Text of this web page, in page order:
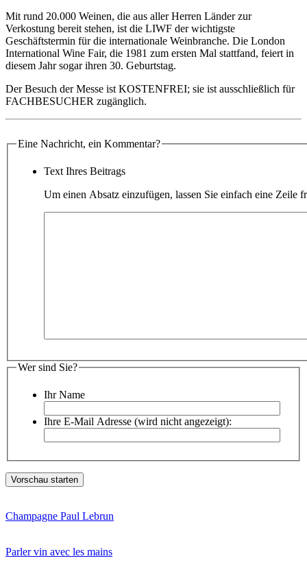
Mit rund 20.000 Weinen, die aus aller Herren Länder zur
Verkostung bereit stehen, ist die LIWF der wichtigste
Geschäftstermin für die internationale Weinbranche. Die London
International Wine Fair, die 1981 zum ersten Mal stattfand, feiert in
diesem Jahr sogar ihren 30. Geburtstag.
Der Besuch der Messe ist KOSTENFREI; sie ist ausschließlich für
FACHBESUCHER zugänglich.
Eine Nachricht, ein Kommentar?
Text Ihres Beitrags
Um einen Absatz einzufügen, lassen Sie einfach eine Zeile
Wer sind Sie?
Ihr Name
Ihre E-Mail Adresse (wird nicht angezeigt):
Champagne Paul Lebrun
Parler vin avec les mains